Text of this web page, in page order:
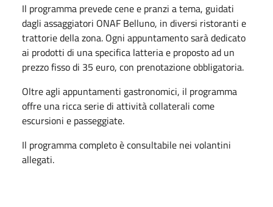
Il programma prevede cene e pranzi a tema, guidati
dagli assaggiatori ONAF Belluno, in diversi ristoranti e
trattorie della zona. Ogni appuntamento sarà dedicato
ai prodotti di una specifica latteria e proposto ad un
prezzo fisso di 35 euro, con prenotazione obbligatoria.
Oltre agli appuntamenti gastronomici, il programma
offre una ricca serie di attività collaterali come
escursioni e passeggiate.
Il programma completo è consultabile nei volantini
allegati.